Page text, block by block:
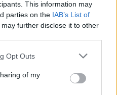
This information may
parties on the IAB’s List of
may further disclose it to other
Opt Outs
of my